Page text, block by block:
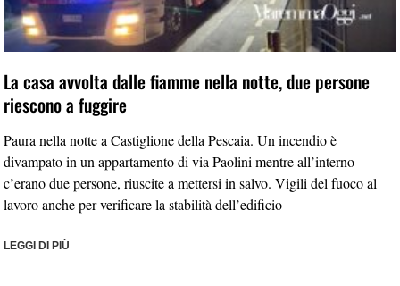
La casa avvolta dalle fiamme nella notte, due persone
riescono a fuggire
Paura nella notte a Castiglione della Pescaia. Un incendio è
divampato in un appartamento di via Paolini mentre all’interno
c’erano due persone, riuscite a mettersi in salvo. Vigili del fuoco al
lavoro anche per verificare la stabilità dell’edificio
LEGGI DI PIÙ